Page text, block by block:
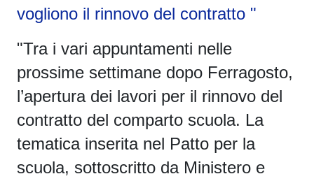
vogliono il rinnovo del contratto "
"Tra i vari appuntamenti nelle
prossime settimane dopo Ferragosto,
l’apertura dei lavori per il rinnovo del
contratto del comparto scuola. La
tematica inserita nel Patto per la
scuola, sottoscritto da Ministero e